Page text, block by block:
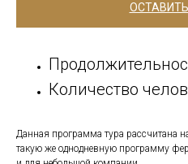
Количество
Данная программа тура рассчитана
такую же однодневную программу